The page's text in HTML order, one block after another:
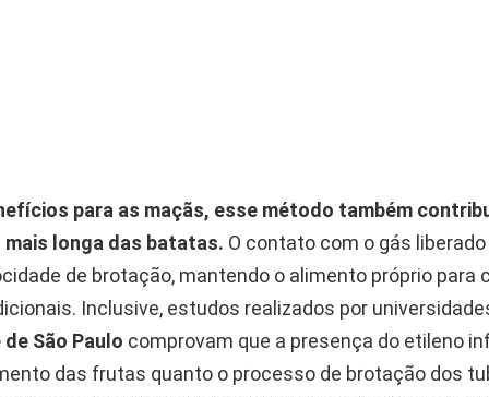
para as maçãs, esse método também
longa das batatas. O contato com o gás
de brotação, mantendo o alimento próprio para
Inclusive, estudos realizados por
São Paulo comprovam que a presença do etileno
das frutas quanto o processo de brotação dos